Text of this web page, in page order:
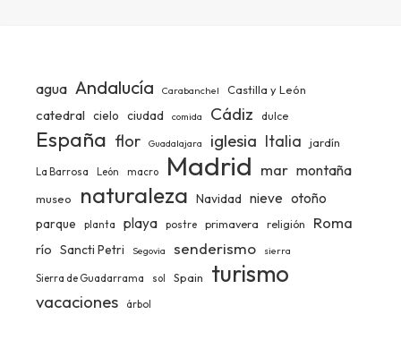
agua Andalucía Carabanchel Castilla y León
catedral cielo ciudad comida Cádiz dulce
España flor Guadalajara iglesia Italia jardín
La Barrosa León macro Madrid mar montaña
museo naturaleza Navidad nieve otoño
parque planta playa postre primavera religión Roma
río Sancti Petri Segovia senderismo sierra
Sierra de Guadarrama sol Spain turismo
vacaciones árbol